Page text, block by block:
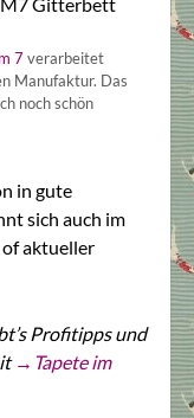
7 verarbeitet
Manufaktur. Das
noch schön
in gute
sich auch im
aktueller
Profitipps und
→Tapete im